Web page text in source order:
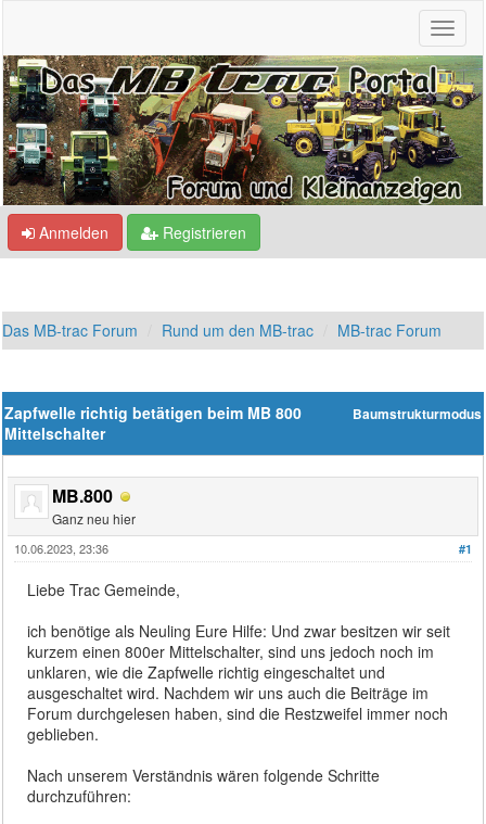
Anmelden Registrieren
Das MB-trac Forum Rund um den MB-trac MB-trac Forum
Baumstrukturmodus
Zapfwelle richtig betätigen beim MB 800
Mittelschalter
MB.800
Ganz neu hier
#1
10.06.2023, 23:36
Liebe Trac Gemeinde,
ich benötige als Neuling Eure Hilfe: Und zwar besitzen wir seit
kurzem einen 800er Mittelschalter, sind uns jedoch noch im
unklaren, wie die Zapfwelle richtig eingeschaltet und
ausgeschaltet wird. Nachdem wir uns auch die Beiträge im
Forum durchgelesen haben, sind die Restzweifel immer noch
geblieben.
Nach unserem Verständnis wären folgende Schritte
durchzuführen: